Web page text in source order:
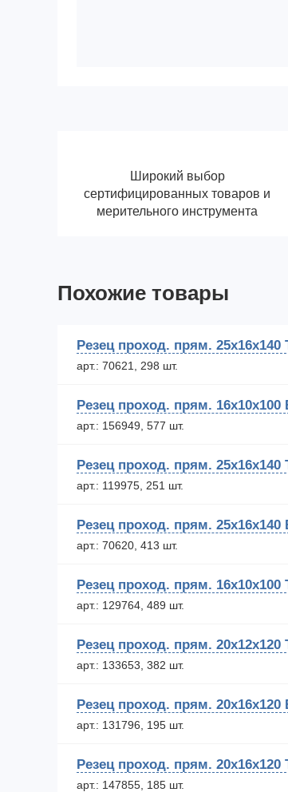
Широкий выбор
сертифицированных товаров и
мерительного инструмента
Похожие товары
Резец проход. прям. 25х16х140
арт.: 70621, 298 шт.
Резец проход. прям. 16х10х100
арт.: 156949, 577 шт.
Резец проход. прям. 25х16х140
арт.: 119975, 251 шт.
Резец проход. прям. 25х16х140
арт.: 70620, 413 шт.
Резец проход. прям. 16х10х100
арт.: 129764, 489 шт.
Резец проход. прям. 20х12х120
арт.: 133653, 382 шт.
Резец проход. прям. 20х16х120
арт.: 131796, 195 шт.
Резец проход. прям. 20х16х120
арт.: 147855, 185 шт.